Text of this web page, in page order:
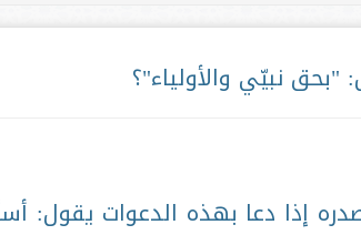
نبيّي والأولياء"؟
إذا دعا بهذه الدعوات يقول: